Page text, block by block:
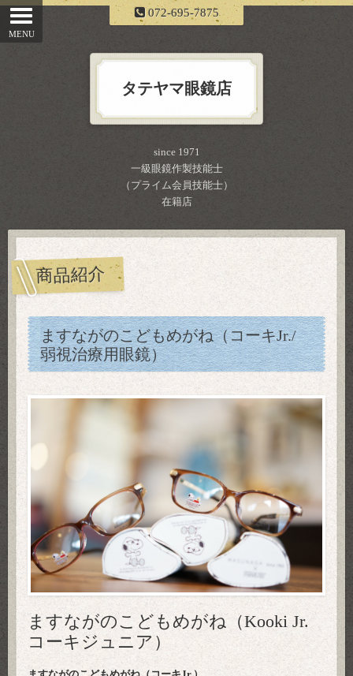
072-695-7875
タテヤマ眼鏡店
since 1971
一級眼鏡作製技能士
（プライム会員技能士）
在籍店
商品紹介
ますながのこどもめがね（コーキJr./
弱視治療用眼鏡）
ますながのこどもめがね（Kooki Jr.
コーキジュニア）